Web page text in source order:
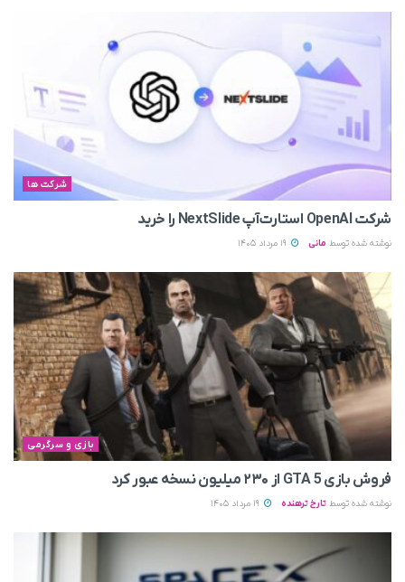
شرکت ها
شرکت OpenAI استارت‌آپ NextSlide را خرید
نوشته شده توسط مانی
بازی و سرگرمی
فروش بازی GTA 5 از ۲۳۰ میلیون نسخه عبور کرد
نوشته شده توسط تارخ ترهنده